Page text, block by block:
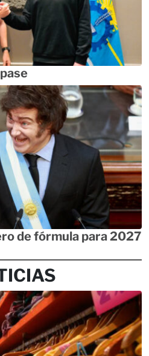
de fórmula para 2027